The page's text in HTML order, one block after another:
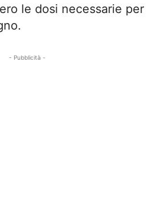
le dosi necessarie per
- Pubblicità -